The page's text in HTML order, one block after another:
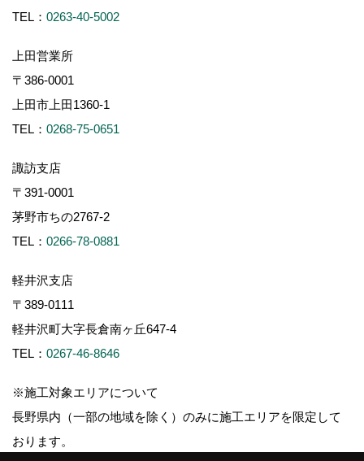
TEL： 0263-40-5002
上田営業所
〒386-0001
上田市上田1360-1
TEL： 0268-75-0651
諏訪支店
〒391-0001
茅野市ちの2767-2
TEL： 0266-78-0881
軽井沢支店
〒389-0111
軽井沢町大字長倉南ヶ丘647-4
TEL： 0267-46-8646
※施工対象エリアについて
長野県内（一部の地域を除く）のみに施工エリアを限定して
おります。